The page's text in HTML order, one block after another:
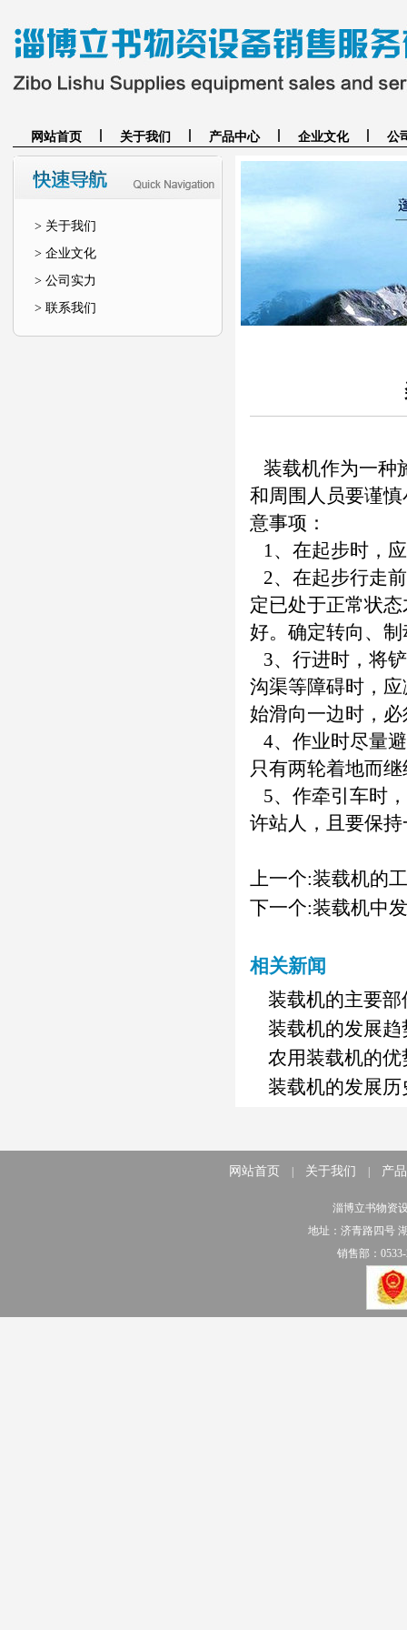
网站首页 关于我们 产品中心 企业文化 公
> 关于我们
> 企业文化
> 公司实力
> 联系我们
装载机作为一种
和周围人员要谨
意事项：
1、在起步时，
2、在起步行走
定已处于正常状
好。确定转向、
3、行进时，将
沟渠等障碍时，
始滑向一边时，
4、作业时尽量
只有两轮着地而
5、作牵引车时
许站人，且要保
上一个:装载机的
下一个:装载机中
相关新闻
装载机的主要部
装载机的发展趋
农用装载机的优
装载机的发展历
网站首页 关于我们 产
淄博立书物资
地址：济青路四号
销售部：